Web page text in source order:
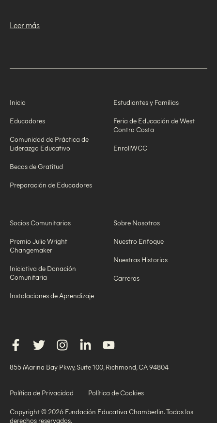
Leer más
Inicio
Educadores
Comunidad de Práctica de
Liderazgo Educativo
Becas de Gratitud
Preparación de Educadores
Estudiantes y Familias
Feria de Educación de West
Contra Costa
EnrollWCC
Socios Comunitarios
Premio Julie Wright
Changemaker
Iniciativa de Donación
Comunitaria
Instalaciones de Aprendizaje
Sobre Nosotros
Nuestro Enfoque
Nuestras Historias
Carreras
Política de Privacidad Política de Cookies
Copyright © 2026 Fundación Educativa Chamberlin. Todos los
derechos reservados.
855 Marina Bay Pkwy, Suite 100, Richmond, CA 94804